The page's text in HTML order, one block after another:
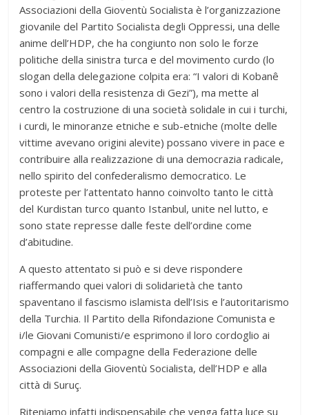
Associazioni della Gioventù Socialista è l’organizzazione
giovanile del Partito Socialista degli Oppressi, una delle
anime dell’HDP, che ha congiunto non solo le forze
politiche della sinistra turca e del movimento curdo (lo
slogan della delegazione colpita era: “I valori di Kobanê
sono i valori della resistenza di Gezi”), ma mette al
centro la costruzione di una società solidale in cui i turchi,
i curdi, le minoranze etniche e sub-etniche (molte delle
vittime avevano origini alevite) possano vivere in pace e
contribuire alla realizzazione di una democrazia radicale,
nello spirito del confederalismo democratico. Le
proteste per l’attentato hanno coinvolto tanto le città
del Kurdistan turco quanto Istanbul, unite nel lutto, e
sono state represse dalle feste dell’ordine come
d’abitudine.
A questo attentato si può e si deve rispondere
riaffermando quei valori di solidarietà che tanto
spaventano il fascismo islamista dell’Isis e l’autoritarismo
della Turchia. Il Partito della Rifondazione Comunista e
i/le Giovani Comunisti/e esprimono il loro cordoglio ai
compagni e alle compagne della Federazione delle
Associazioni della Gioventù Socialista, dell’HDP e alla
città di Suruç.
Riteniamo infatti indispensabile che venga fatta luce su